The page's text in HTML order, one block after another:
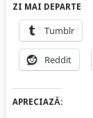
ZI MAI DEPARTE
Tumblr
Reddit
APRECIAZĂ: